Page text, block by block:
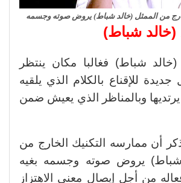
من الممثل (خالد شباط) يروض صوته وجسمه
(خالد شباط)
شباط) فغالبا مكان ينتظر
للإقناع بالكلام الذي يلقيه
وبالمناظر الذي يعيش ضمن
أن ممارسه التكنيك الخارج من
شباط) يروض صوته وجسمه بغيه
من أجل إيصال معنى الاهتزاز